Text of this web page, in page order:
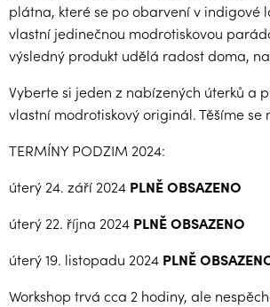
plátna, které se po obarvení v indigové
vlastní jedinečnou modrotiskovou
výsledný produkt udělá radost doma,
Vyberte si jeden z nabízených úterků a
vlastní modrotiskový originál. Těšíme se
TERMÍNY PODZIM 2024:
úterý 24. září 2024 PLNĚ OBSAZENO
úterý 22. října 2024 PLNĚ OBSAZENO
úterý 19. listopadu 2024 PLNĚ
Workshop trvá cca 2 hodiny, ale